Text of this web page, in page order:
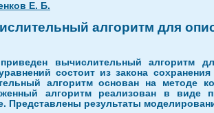
Е. Б.
алгоритм для
вычислительный алгоритм
состоит из закона
алгоритм основан на методе
алгоритм реализован в виде
Представлены результаты